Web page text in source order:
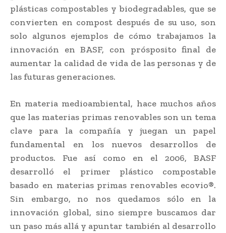
plásticas compostables y biodegradables, que se
convierten en compost después de su uso, son
solo algunos ejemplos de cómo trabajamos la
innovación en BASF, con prósposito final de
aumentar la calidad de vida de las personas y de
las futuras generaciones.
En materia medioambiental, hace muchos años
que las materias primas renovables son un tema
clave para la compañía y juegan un papel
fundamental en los nuevos desarrollos de
productos. Fue así como en el 2006, BASF
desarrolló el primer plástico compostable
basado en materias primas renovables ecovio®.
Sin embargo, no nos quedamos sólo en la
innovación global, sino siempre buscamos dar
un paso más allá y apuntar también al desarrollo